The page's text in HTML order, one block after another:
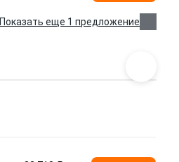
Показать еще 1 предложение